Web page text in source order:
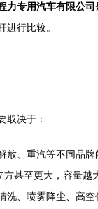
力专用汽车有限公司
进行比较。
取决于：
放、重汽等不同品牌
方甚至更大，容量越
洗、喷雾降尘、高空